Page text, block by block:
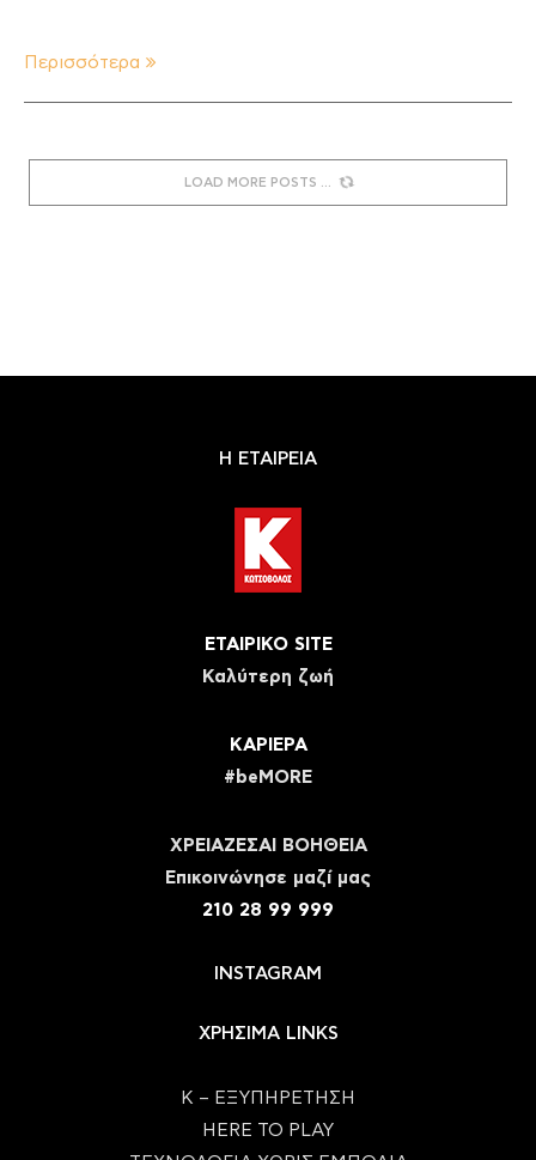
Περισσότερα
LOAD MORE POSTS
Η ΕΤΑΙΡΕΙΑ
ΕΤΑΙΡΙΚΟ SITE
Καλύτερη ζωή
ΚΑΡΙΕΡΑ
#beMORE
ΧΡΕΙΑΖΕΣΑΙ ΒΟΗΘΕΙΑ
Eπικοινώνησε μαζί μας
210 28 99 999
INSTAGRAM
ΧΡΗΣΙΜΑ LINKS
Κ – ΕΞΥΠΗΡΕΤΗΣΗ
HERE TO PLAY